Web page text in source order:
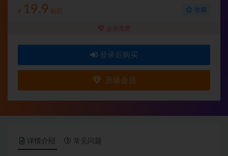
¥ 19.9 钻石 收藏
会员免费
登录后购买
升级会员
详情介绍 常见问题